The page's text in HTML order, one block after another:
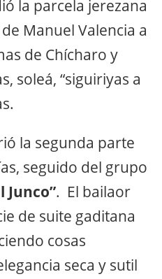
la parcela jerezana
Manuel Valencia a
de Chícharo y
soleá, “siguiriyas a
la segunda parte
seguido del grupo
Junco”. El bailaor
de suite gaditana
cosas
seca y sutil